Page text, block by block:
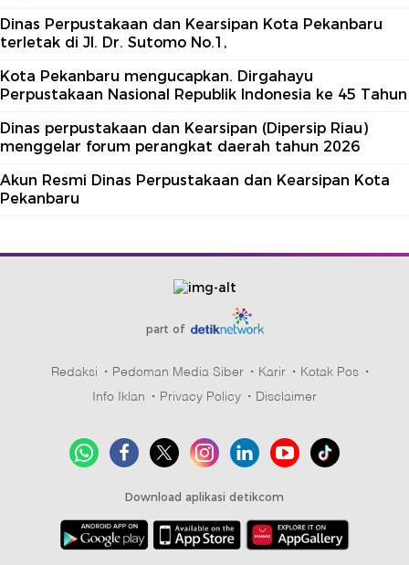
Dinas Perpustakaan dan Kearsipan Kota Pekanbaru
terletak di Jl. Dr. Sutomo No.1,
Kota Pekanbaru mengucapkan. Dirgahayu
Perpustakaan Nasional Republik Indonesia ke 45 Tahun
Dinas perpustakaan dan Kearsipan (Dipersip Riau)
menggelar forum perangkat daerah tahun 2026
Akun Resmi Dinas Perpustakaan dan Kearsipan Kota
Pekanbaru
part of
Redaksi Pedoman Media Siber Karir
Kotak Pos
Info Iklan
Privacy Policy Disclaimer
Download aplikasi detikcom